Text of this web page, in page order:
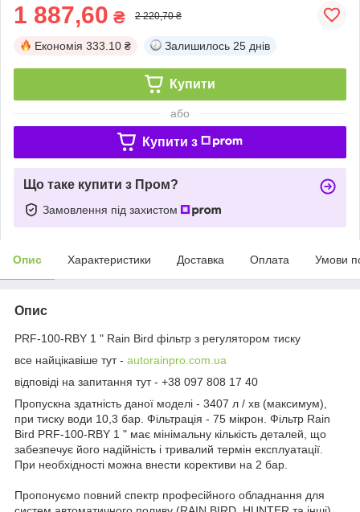
1 887,60 ₴ 2 220,70 ₴
Економія 333.10 ₴ Залишилось 25 днів
Купити
або
Купити з
Що таке купити з Пром?
Замовлення під захистом
Опис Характеристики Доставка Оплата Умови
Опис
PRF-100-RBY 1 " Rain Bird фільтр з регулятором тиску
все найцікавіше тут - autorainpro.com.ua
відповіді на запитання тут - +38 097 808 17 40
Пропускна здатність даної моделі - 3407 л / хв (максимум),
при тиску води 10,3 бар. Фільтрація - 75 мікрон. Фільтр Rain
Bird PRF-100-RBY 1 " має мінімальну кількість деталей, що
забезпечує його надійність і тривалий термін експлуатації.
При необхідності можна внести корективи на 2 бар.
Пропонуємо повний спектр професійного обладнання для